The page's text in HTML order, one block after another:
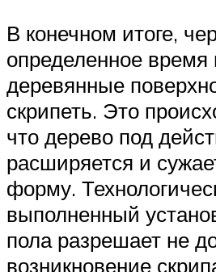
В конечном итоге,
определенное время
деревянные
скрипеть. Это
что дерево под
расширяется и
форму.
выполненный
пола разрешает не
возникновение